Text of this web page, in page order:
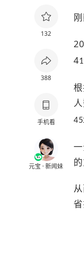
132
388
手机看
元宝 · 新闻妹
刚
4